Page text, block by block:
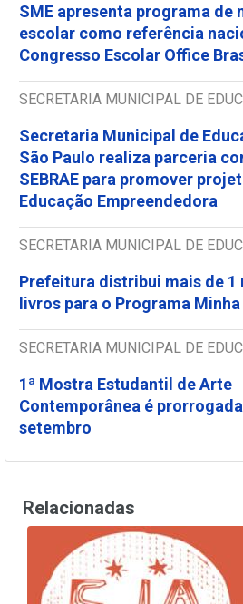
SME apresenta programa de
escolar como referência
Congresso Escolar Office
SECRETARIA MUNICIPAL DE
Secretaria Municipal de
São Paulo realiza parceria
SEBRAE para promover
Educação Empreendedora
SECRETARIA MUNICIPAL DE
Prefeitura distribui mais de 1
livros para o Programa
SECRETARIA MUNICIPAL DE
1ª Mostra Estudantil de Arte
Contemporânea é
setembro
Relacionadas